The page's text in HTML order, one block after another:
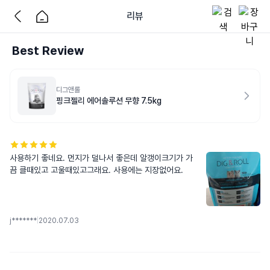
리뷰
Best Review
디그앤롤
핑크젤리 에어솔루션 무향 7.5kg
사용하기 좋네요. 먼지가 덜나서 좋은데 알갱이크기가 가
끔 클때있고 고울때있고그래요. 사용에는 지장없어요.
j******* 2020.07.03